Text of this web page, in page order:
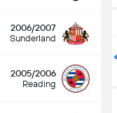
2006/2007
Sunderland
2005/2006
Reading